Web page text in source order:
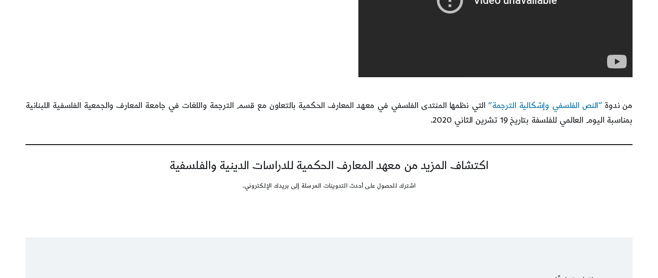
من ندوة“النص الفلسفي وإشكالية الترجمة”التي نظمها المنتدى الفلسفي في معهد المعارف الحكمية بالتعاون مع قسم الترجمة واللغات في جامعة المعارف والجمعية الفلسفية اللبنانية
بمناسبة اليوم العالمي للفلسفة بتاريخ 19 تشرين الثاني 2020.
اكتشاف المزيد من معهد المعارف الحكمية للدراسات الدينية والفلسفية
اشترك للحصول على أحدث التدوينات المرسلة إلى بريدك الإلكتروني.